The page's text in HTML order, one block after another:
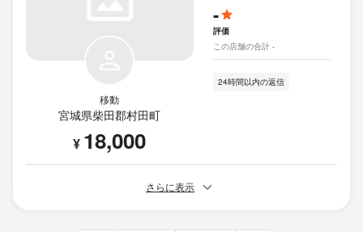
移動
宮城県柴田郡村田町
¥ 18,000
-
評価
この店舗の合計 -
24時間以内の返信
さらに表示